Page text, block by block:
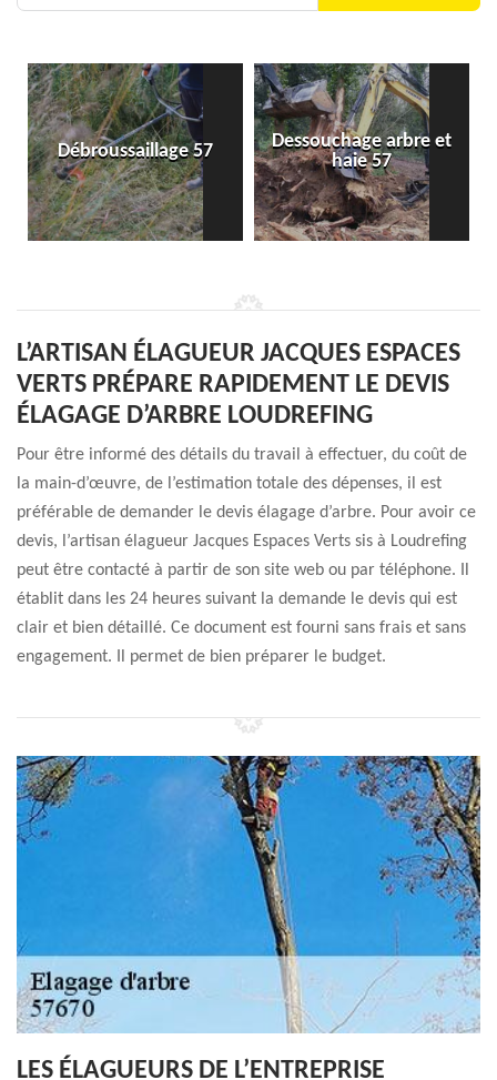
Débroussaillage 57
Dessouchage arbre et
haie 57
L’ARTISAN ÉLAGUEUR JACQUES ESPACES
VERTS PRÉPARE RAPIDEMENT LE DEVIS
ÉLAGAGE D’ARBRE LOUDREFING
Pour être informé des détails du travail à effectuer, du coût de
la main-d’œuvre, de l’estimation totale des dépenses, il est
préférable de demander le devis élagage d’arbre. Pour avoir ce
devis, l’artisan élagueur Jacques Espaces Verts sis à Loudrefing
peut être contacté à partir de son site web ou par téléphone. Il
établit dans les 24 heures suivant la demande le devis qui est
clair et bien détaillé. Ce document est fourni sans frais et sans
engagement. Il permet de bien préparer le budget.
LES ÉLAGUEURS DE L’ENTREPRISE